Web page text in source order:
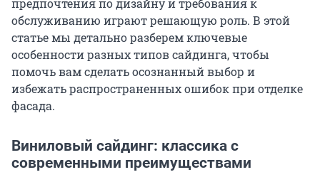
предпочтения по дизайну и требования к
обслуживанию играют решающую роль. В этой
статье мы детально разберем ключевые
особенности разных типов сайдинга, чтобы
помочь вам сделать осознанный выбор и
избежать распространенных ошибок при отделке
фасада.
Виниловый сайдинг: классика с
современными преимуществами